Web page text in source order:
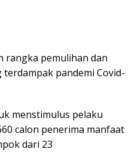
rangka pemulihan dan
pandemi Covid-
menstimulus pelaku
calon penerima manfaat
dari 23